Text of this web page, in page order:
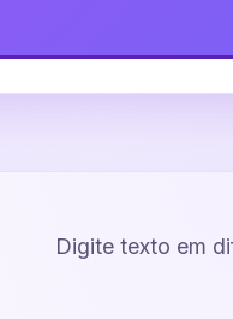
Digite texto em